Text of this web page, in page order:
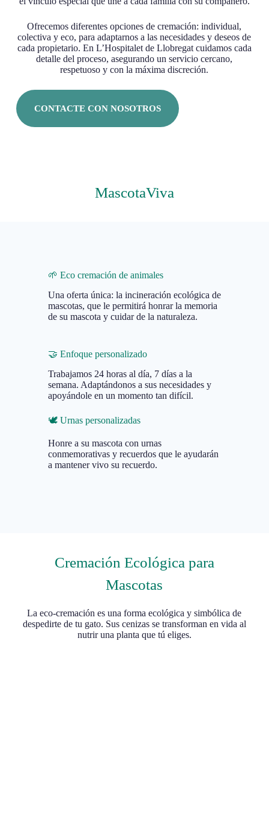
Ofrecemos diferentes opciones de cremación: individual,
colectiva y eco, para adaptarnos a las necesidades y deseos de
cada propietario. En L’Hospitalet de Llobregat cuidamos cada
detalle del proceso, asegurando un servicio cercano,
respetuoso y con la máxima discreción.
CONTACTE CON NOSOTROS
MascotaViva
🌱 Eco cremación de animales
Una oferta única: la incineración ecológica de
mascotas, que le permitirá honrar la memoria
de su mascota y cuidar de la naturaleza.
🤝 Enfoque personalizado
Trabajamos 24 horas al día, 7 días a la
semana. Adaptándonos a sus necesidades y
apoyándole en un momento tan difícil.
🕊️ Urnas personalizadas
Honre a su mascota con urnas
conmemorativas y recuerdos que le ayudarán
a mantener vivo su recuerdo.
Cremación Ecológica para
Mascotas
La eco-cremación es una forma ecológica y simbólica de
despedirte de tu gato. Sus cenizas se transforman en vida al
nutrir una planta que tú eliges.